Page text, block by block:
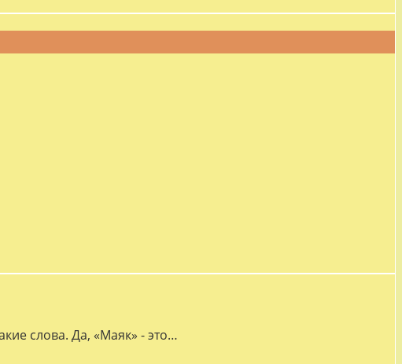
слова. Да, «Маяк» - это…